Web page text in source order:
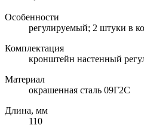
Особенности
регулируемый; 2 штуки в
Комплектация
кронштейн настенный
Материал
окрашенная сталь 09Г2С
Длина, мм
110